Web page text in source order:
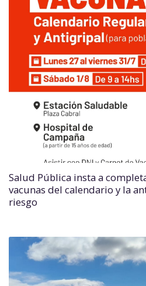
Salud Pública insta a
vacunas del calendario y la
riesgo